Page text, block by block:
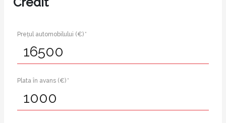
Prețul automobilului (€) *
Plata în avans (€) *